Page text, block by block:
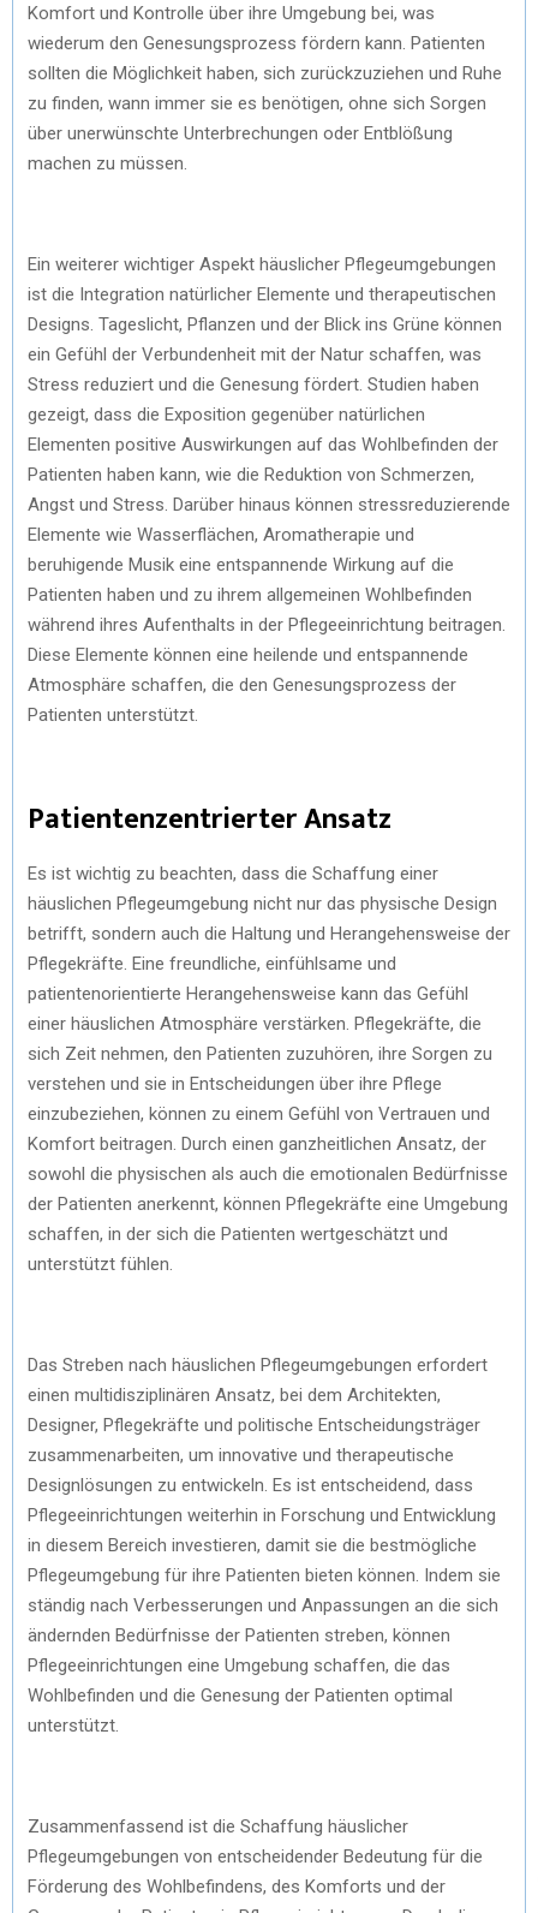
Komfort und Kontrolle über ihre Umgebung bei, was
wiederum den Genesungsprozess fördern kann. Patienten
sollten die Möglichkeit haben, sich zurückzuziehen und Ruhe
zu finden, wann immer sie es benötigen, ohne sich Sorgen
über unerwünschte Unterbrechungen oder Entblößung
machen zu müssen.
Ein weiterer wichtiger Aspekt häuslicher Pflegeumgebungen
ist die Integration natürlicher Elemente und therapeutischen
Designs. Tageslicht, Pflanzen und der Blick ins Grüne können
ein Gefühl der Verbundenheit mit der Natur schaffen, was
Stress reduziert und die Genesung fördert. Studien haben
gezeigt, dass die Exposition gegenüber natürlichen
Elementen positive Auswirkungen auf das Wohlbefinden der
Patienten haben kann, wie die Reduktion von Schmerzen,
Angst und Stress. Darüber hinaus können stressreduzierende
Elemente wie Wasserflächen, Aromatherapie und
beruhigende Musik eine entspannende Wirkung auf die
Patienten haben und zu ihrem allgemeinen Wohlbefinden
während ihres Aufenthalts in der Pflegeeinrichtung beitragen.
Diese Elemente können eine heilende und entspannende
Atmosphäre schaffen, die den Genesungsprozess der
Patienten unterstützt.
Patientenzentrierter Ansatz
Es ist wichtig zu beachten, dass die Schaffung einer
häuslichen Pflegeumgebung nicht nur das physische Design
betrifft, sondern auch die Haltung und Herangehensweise der
Pflegekräfte. Eine freundliche, einfühlsame und
patientenorientierte Herangehensweise kann das Gefühl
einer häuslichen Atmosphäre verstärken. Pflegekräfte, die
sich Zeit nehmen, den Patienten zuzuhören, ihre Sorgen zu
verstehen und sie in Entscheidungen über ihre Pflege
einzubeziehen, können zu einem Gefühl von Vertrauen und
Komfort beitragen. Durch einen ganzheitlichen Ansatz, der
sowohl die physischen als auch die emotionalen Bedürfnisse
der Patienten anerkennt, können Pflegekräfte eine Umgebung
schaffen, in der sich die Patienten wertgeschätzt und
unterstützt fühlen.
Das Streben nach häuslichen Pflegeumgebungen erfordert
einen multidisziplinären Ansatz, bei dem Architekten,
Designer, Pflegekräfte und politische Entscheidungsträger
zusammenarbeiten, um innovative und therapeutische
Designlösungen zu entwickeln. Es ist entscheidend, dass
Pflegeeinrichtungen weiterhin in Forschung und Entwicklung
in diesem Bereich investieren, damit sie die bestmögliche
Pflegeumgebung für ihre Patienten bieten können. Indem sie
ständig nach Verbesserungen und Anpassungen an die sich
ändernden Bedürfnisse der Patienten streben, können
Pflegeeinrichtungen eine Umgebung schaffen, die das
Wohlbefinden und die Genesung der Patienten optimal
unterstützt.
Zusammenfassend ist die Schaffung häuslicher
Pflegeumgebungen von entscheidender Bedeutung für die
Förderung des Wohlbefindens, des Komforts und der